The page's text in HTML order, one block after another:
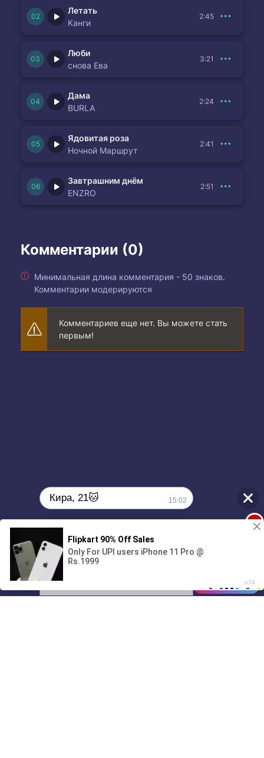
Летать
Канги
2:45
Люби
снова Ева
3:21
Дама
BURLA
2:24
Ядовитая роза
Ночной Маршрут
2:41
Завтрашним днём
ENZRO
2:51
Комментарии (0)
Минимальная длина комментария - 50 знаков.
Комментарии модерируются
Комментариев еще нет. Вы можете стать
первым!
01/07
00:00
Кира, 21🐱 15:02
Поиграешь со мной? 💖🐾
1